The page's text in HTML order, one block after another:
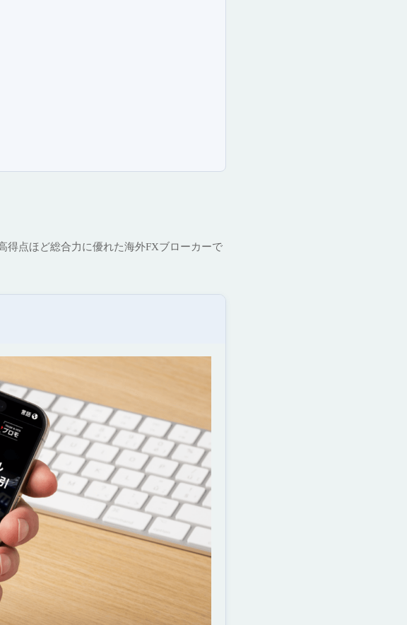
得点ほど総合力に優れた海外FXブローカーで